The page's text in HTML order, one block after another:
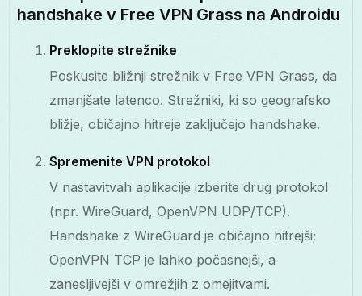
handshake v Free VPN Grass na Androidu
Preklopite strežnike
Poskusite bližnji strežnik v Free VPN Grass, da
zmanjšate latenco. Strežniki, ki so geografsko
bližje, običajno hitreje zaključejo handshake.
Spremenite VPN protokol
V nastavitvah aplikacije izberite drug protokol
(npr. WireGuard, OpenVPN UDP/TCP).
Handshake z WireGuard je običajno hitrejši;
OpenVPN TCP je lahko počasnejši, a
zanesljivejši v omrežjih z omejitvami.